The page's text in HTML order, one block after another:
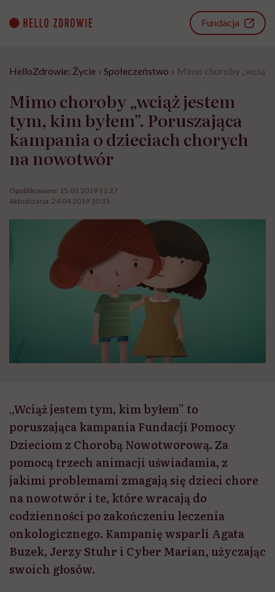
content
Fundacja
HelloZdrowie: Życie › Społeczeństwo › Mimo choroby „wciąż
Mimo choroby „wciąż jestem
tym, kim byłem”. Poruszająca
kampania o dzieciach chorych
na nowotwór
Opublikowano: 15.03.2019 11:27
Aktualizacja: 24.04.2019 10:35
„Wciąż jestem tym, kim byłem” to
poruszająca kampania Fundacji Pomocy
Dzieciom z Chorobą Nowotworową. Za
pomocą trzech animacji uświadamia, z
jakimi problemami zmagają się dzieci chore
na nowotwór i te, które wracają do
codzienności po zakończeniu leczenia
onkologicznego. Kampanię wsparli Agata
Buzek, Jerzy Stuhr i Cyber Marian, użyczając
swoich głosów.